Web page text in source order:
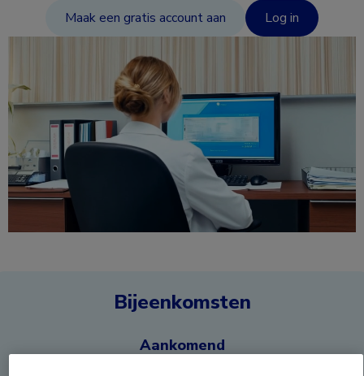
Maak een gratis account aan Log in
Bijeenkomsten
Aankomend